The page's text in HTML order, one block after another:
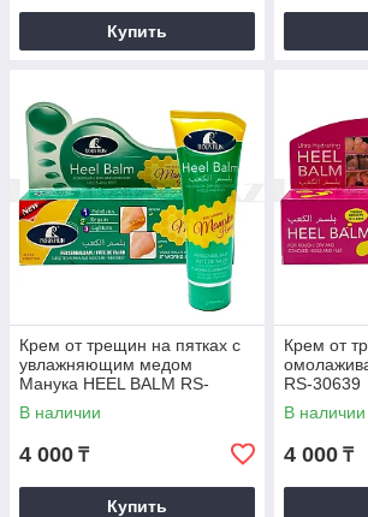
Купить
Крем от трещин на пятках с
увлажняющим медом
Манука HEEL BALM RS-
30635
В наличии
4 000 ₸
Купить
Крем от
RS-30639
В наличии
4 000 ₸